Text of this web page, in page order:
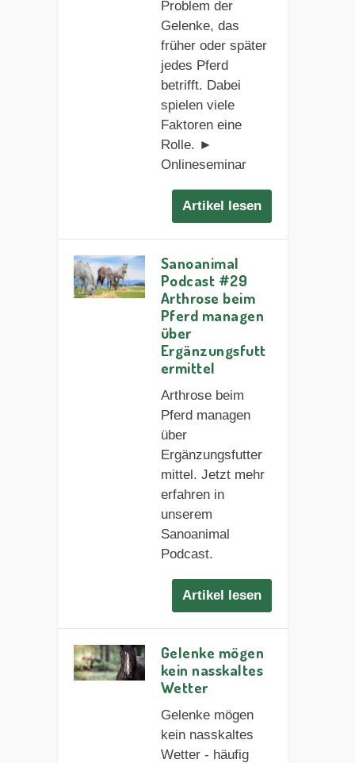
Problem der
Gelenke, das
früher oder später
jedes Pferd
betrifft. Dabei
spielen viele
Faktoren eine
Rolle. ►
Onlineseminar
Artikel lesen
Sanoanimal
Podcast #29
Arthrose beim
Pferd managen
über
Ergänzungsfutt
ermittel
Arthrose beim
Pferd managen
über
Ergänzungsfutter
mittel. Jetzt mehr
erfahren in
unserem
Sanoanimal
Podcast.
Artikel lesen
Gelenke mögen
kein nasskaltes
Wetter
Gelenke mögen
kein nasskaltes
Wetter - häufig